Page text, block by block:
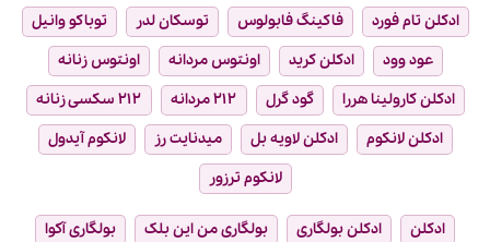
ادکلن تام فورد
فاکینگ فابولوس توسکان لدر
توباکو وانیل
عود وود
ادکلن کرید اونتوس مردانه
اونتوس زنانه
ادکلن کارولینا هررا
گود گرل ۲۱۲ مردانه
۲۱۲ سکسی زنانه
ادکلن لانکوم
ادکلن لاویه بل میدنایت رز
لانکوم آیدول
لانکوم ترزور
ادکلن ادکلن بولگاری بولگاری من این بلک
بولگاری آکوا